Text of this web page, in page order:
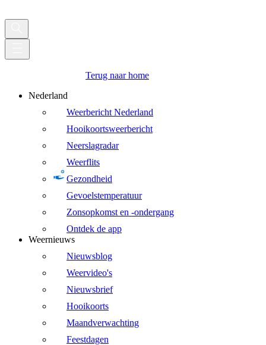
Terug naar home
Nederland
Weerbericht Nederland
Hooikoortsweerbericht
Neerslagradar
Weerflits
Gezondheid
Gevoelstemperatuur
Zonsopkomst en -ondergang
Ontdek de app
Weernieuws
Nieuwsblog
Weervideo's
Nieuwsbrief
Hooikoorts
Maandverwachting
Feestdagen